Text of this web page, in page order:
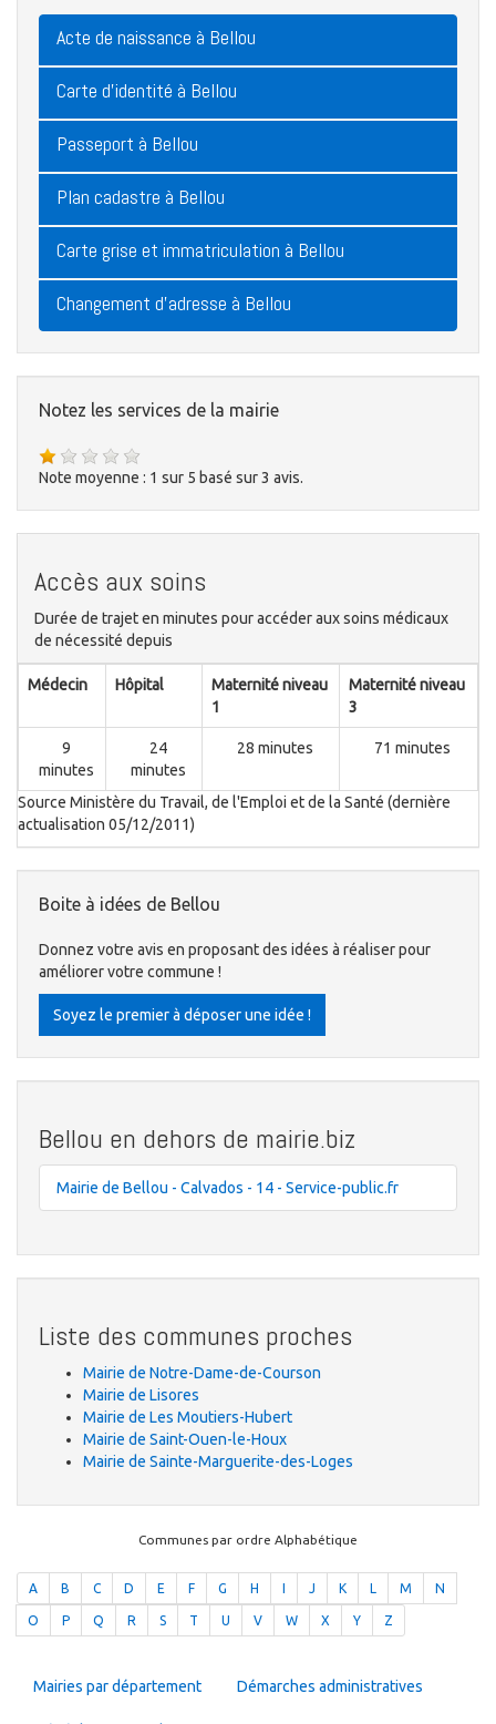
Acte de naissance à Bellou
Carte d'identité à Bellou
Passeport à Bellou
Plan cadastre à Bellou
Carte grise et immatriculation à Bellou
Changement d'adresse à Bellou
Notez les services de la mairie
Note moyenne : 1 sur 5 basé sur3 avis.
Accès aux soins
Durée de trajet en minutes pour accéder aux soins médicaux
de nécessité depuis
Médecin Hôpital
Maternité niveau
1
Maternité niveau
3
9
minutes
24
minutes
28 minutes 71 minutes
Source Ministère du Travail, de l'Emploi et de la Santé (dernière
actualisation 05/12/2011)
Boite à idées de Bellou
Donnez votre avis en proposant des idées à réaliser pour
améliorer votre commune !
Soyez le premier à déposer une idée !
Bellou en dehors de mairie.biz
Mairie de Bellou - Calvados - 14 - Service-public.fr
Liste des communes proches
Mairie de Notre-Dame-de-Courson
Mairie de Lisores
Mairie de Les Moutiers-Hubert
Mairie de Saint-Ouen-le-Houx
Mairie de Sainte-Marguerite-des-Loges
Communes par ordre Alphabétique
A B C D E F G H J K L M N
O P Q R S T U V W X Y Z
Mairies par département Démarches administratives